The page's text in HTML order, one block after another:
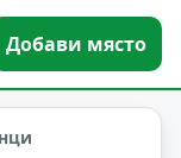
Добави място